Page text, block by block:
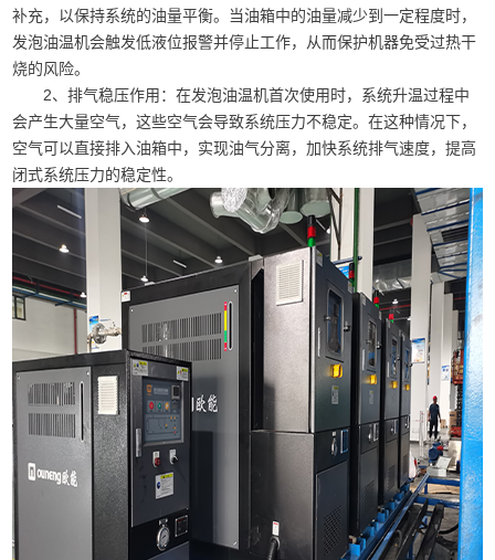
补充，以保持系统的油量平衡。当油箱中的油量减少到一定程度时，
发泡油温机会触发低液位报警并停止工作，从而保护机器免受过热干
烧的风险。
2、排气稳压作用：在发泡油温机首次使用时，系统升温过程中
会产生大量空气，这些空气会导致系统压力不稳定。在这种情况下，
空气可以直接排入油箱中，实现油气分离，加快系统排气速度，提高
闭式系统压力的稳定性。